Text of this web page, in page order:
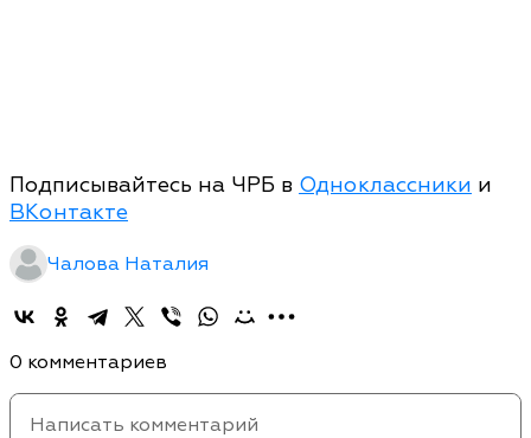
Подписывайтесь на ЧРБ в Одноклассники и
ВКонтакте
Чалова Наталия
0 комментариев